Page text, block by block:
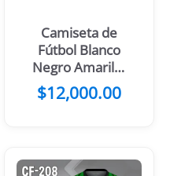
Camiseta de
Fútbol Blanco
Negro Amarillo
con Cabeza de
Lobo
$12,000.00